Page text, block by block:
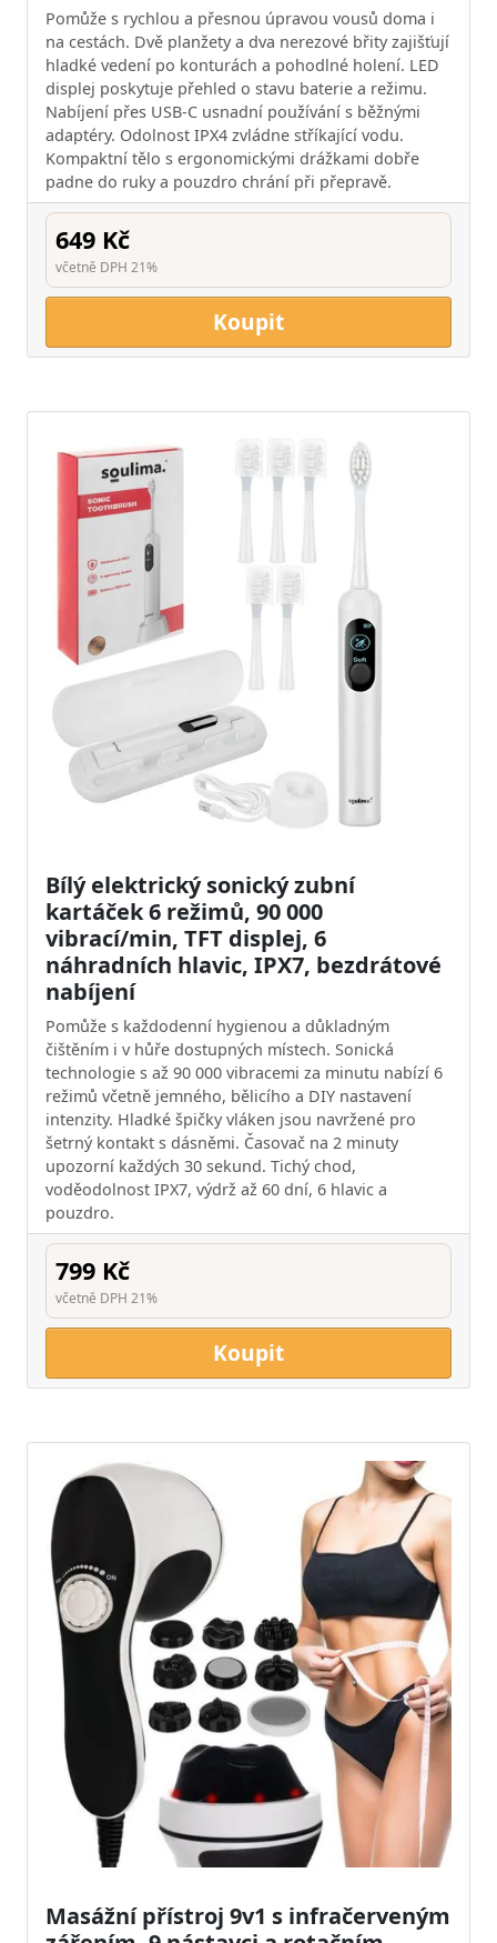
Pomůže s rychlou a přesnou úpravou vousů doma i
na cestách. Dvě planžety a dva nerezové břity zajišťují
hladké vedení po konturách a pohodlné holení. LED
displej poskytuje přehled o stavu baterie a režimu.
Nabíjení přes USB-C usnadní používání s běžnými
adaptéry. Odolnost IPX4 zvládne stříkající vodu.
Kompaktní tělo s ergonomickými drážkami dobře
padne do ruky a pouzdro chrání při přepravě.
649 Kč
včetně DPH 21%
Koupit
Bílý elektrický sonický zubní
kartáček 6 režimů, 90 000
vibrací/min, TFT displej, 6
náhradních hlavic, IPX7, bezdrátové
nabíjení
Pomůže s každodenní hygienou a důkladným
čištěním i v hůře dostupných místech. Sonická
technologie s až 90 000 vibracemi za minutu nabízí 6
režimů včetně jemného, bělicího a DIY nastavení
intenzity. Hladké špičky vláken jsou navržené pro
šetrný kontakt s dásněmi. Časovač na 2 minuty
upozorní každých 30 sekund. Tichý chod,
voděodolnost IPX7, výdrž až 60 dní, 6 hlavic a
pouzdro.
799 Kč
včetně DPH 21%
Koupit
Masážní přístroj 9v1 s infračerveným